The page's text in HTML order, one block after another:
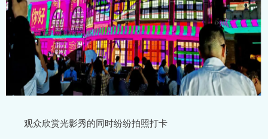
观众欣赏光影秀的同时纷纷拍照打卡